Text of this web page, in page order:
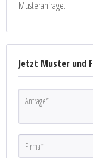
Musteranfrage.
Jetzt Muster und